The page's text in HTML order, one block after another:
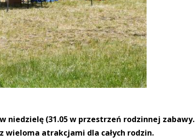
niedzielę (31.05 w przestrzeń rodzinnej zabawy.
wieloma atrakcjami dla całych rodzin.